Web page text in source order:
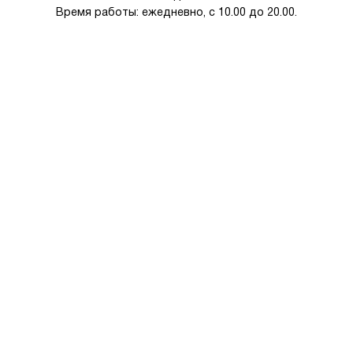
Время работы: ежедневно, с 10.00 до 20.00.